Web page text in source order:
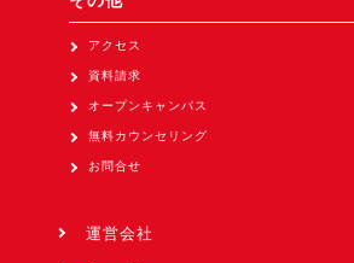
アクセス
資料請求
オープンキャンパス
無料カウンセリング
お問合せ
運営会社